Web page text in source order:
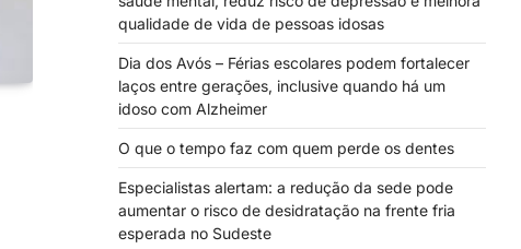
qualidade de vida de pessoas idosas
Dia dos Avós – Férias escolares podem fortalecer
laços entre gerações, inclusive quando há um
idoso com Alzheimer
O que o tempo faz com quem perde os dentes
Especialistas alertam: a redução da sede pode
aumentar o risco de desidratação na frente fria
esperada no Sudeste